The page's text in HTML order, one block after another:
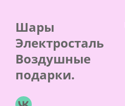
Шары
Электросталь
Воздушные
подарки.